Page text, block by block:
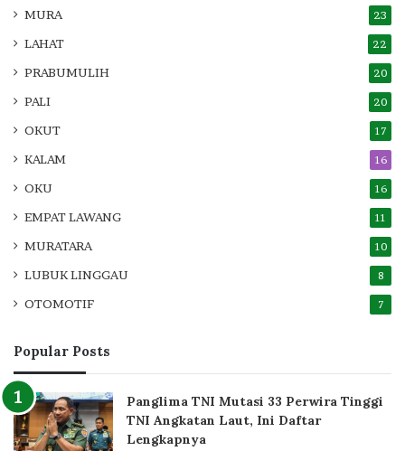
MURA 23
LAHAT 22
PRABUMULIH 20
PALI 20
OKUT 17
KALAM 16
OKU 16
EMPAT LAWANG 11
MURATARA 10
LUBUK LINGGAU 8
OTOMOTIF 7
Popular Posts
Panglima TNI Mutasi 33 Perwira Tinggi
TNI Angkatan Laut, Ini Daftar
Lengkapnya